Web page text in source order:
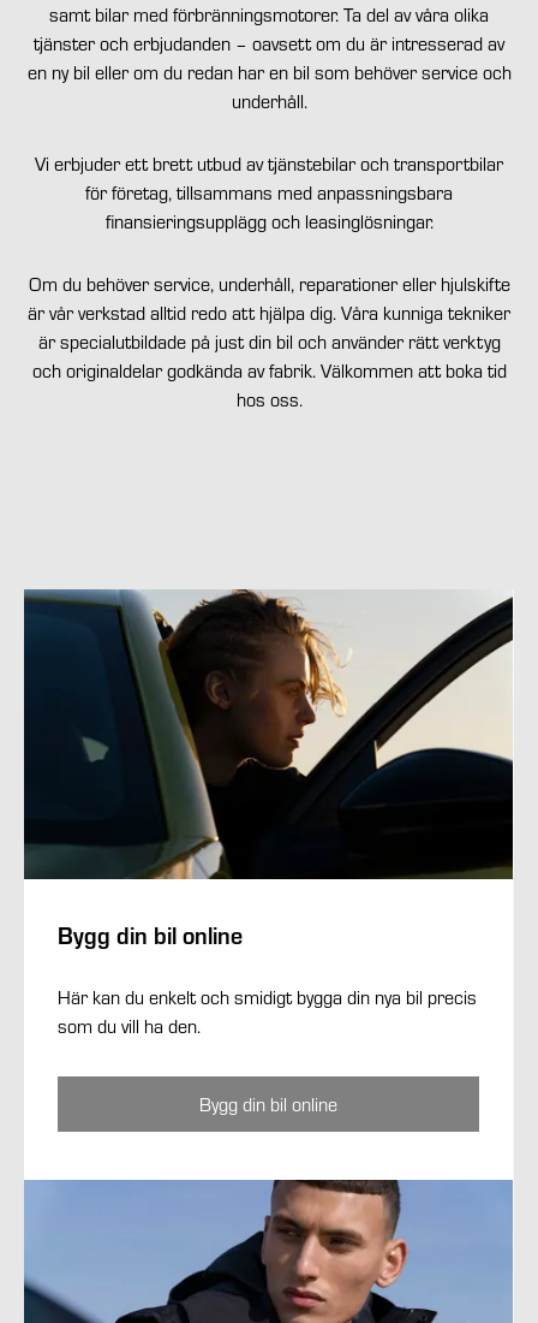
samt bilar med förbränningsmotorer. Ta del av våra olika
tjänster och erbjudanden – oavsett om du är intresserad av
en ny bil eller om du redan har en bil som behöver service och
underhåll.
Vi erbjuder ett brett utbud av tjänstebilar och transportbilar
för företag, tillsammans med anpassningsbara
finansieringsupplägg och leasinglösningar.
Om du behöver service, underhåll, reparationer eller hjulskifte
är vår verkstad alltid redo att hjälpa dig. Våra kunniga tekniker
är specialutbildade på just din bil och använder rätt verktyg
och originaldelar godkända av fabrik. Välkommen att boka tid
hos oss.
Bygg din bil online
Här kan du enkelt och smidigt bygga din nya bil precis
som du vill ha den.
Bygg din bil online